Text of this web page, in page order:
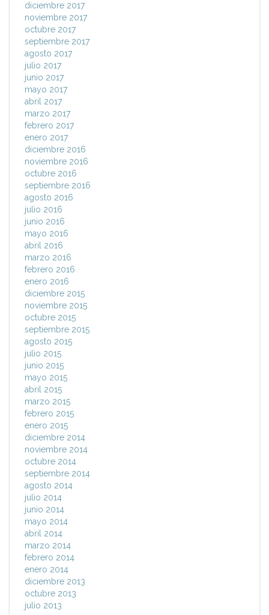
diciembre 2017
noviembre 2017
octubre 2017
septiembre 2017
agosto 2017
julio 2017
junio 2017
mayo 2017
abril 2017
marzo 2017
febrero 2017
enero 2017
diciembre 2016
noviembre 2016
octubre 2016
septiembre 2016
agosto 2016
julio 2016
junio 2016
mayo 2016
abril 2016
marzo 2016
febrero 2016
enero 2016
diciembre 2015
noviembre 2015
octubre 2015
septiembre 2015
agosto 2015
julio 2015
junio 2015
mayo 2015
abril 2015
marzo 2015
febrero 2015
enero 2015
diciembre 2014
noviembre 2014
octubre 2014
septiembre 2014
agosto 2014
julio 2014
junio 2014
mayo 2014
abril 2014
marzo 2014
febrero 2014
enero 2014
diciembre 2013
octubre 2013
julio 2013